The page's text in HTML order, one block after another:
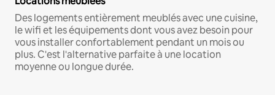
Des logements entièrement meublés avec une cuisine,
le wifi et les équipements dont vous avez besoin pour
vous installer confortablement pendant un mois ou
plus. C'est l'alternative parfaite à une location
moyenne ou longue durée.